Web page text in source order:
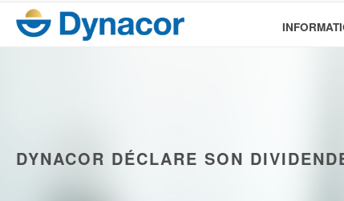
DYNACOR DÉCLARE SON